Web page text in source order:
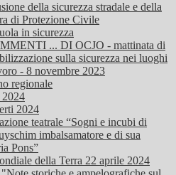
della sicurezza stradale e della
di Protezione Civile
in sicurezza
... DI OCJO - mattinata di
sulla sicurezza nei luoghi
- 8 novembre 2023
regionale
2024
2024
teatrale “Sogni e incubi di
imbalsamatore e di sua
Pons”
della Terra 22 aprile 2024